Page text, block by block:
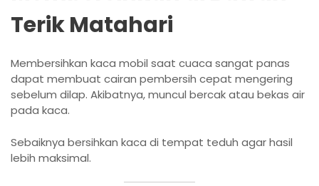
Terik Matahari
Membersihkan kaca mobil saat cuaca sangat panas
dapat membuat cairan pembersih cepat mengering
sebelum dilap. Akibatnya, muncul bercak atau bekas air
pada kaca.
Sebaiknya bersihkan kaca di tempat teduh agar hasil
lebih maksimal.